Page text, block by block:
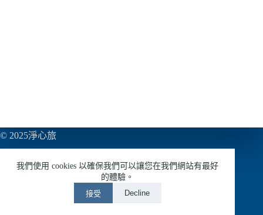
我們使用 cookies 以確保我們可以讓您在我們網站有最好
的體驗。
接受
Decline
© 2025淨心旅
亞巨多媒體有限公司
54953433